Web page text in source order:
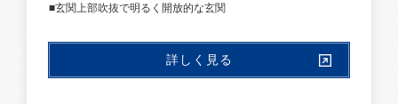
■玄関上部吹抜で明るく開放的な玄関
詳しく見る